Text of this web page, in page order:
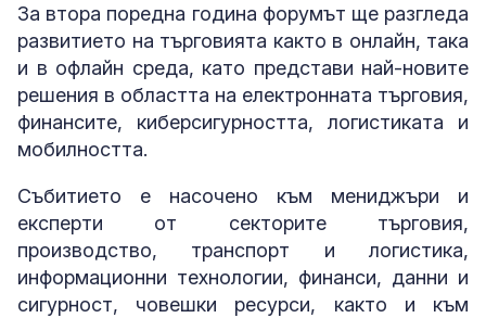
За втора поредна година форумът ще разгледа
развитието на търговията както в онлайн, така
и в офлайн среда, като представи най-новите
решения в областта на електронната търговия,
финансите, киберсигурността, логистиката и
мобилността.
Събитието е насочено към мениджъри и
експерти от секторите търговия,
производство, транспорт и логистика,
информационни технологии, финанси, данни и
сигурност, човешки ресурси, както и към